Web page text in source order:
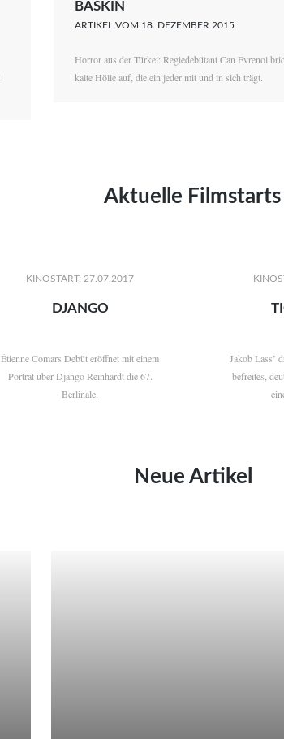
BASKIN
ARTIKEL VOM 18. DEZEMBER 2015
Horror aus der Türkei: Regiedebütant Can Evrenol
kalte Hölle auf, die ein jeder mit und in sich trägt.
Aktuelle Filmstarts
KINOSTART: 27.07.2017
DJANGO
Étienne Comars Debüt eröffnet mit einem
Porträt über Django Reinhardt die 67.
Berlinale.
Jakob Lass’
befreites,
Neue Artikel